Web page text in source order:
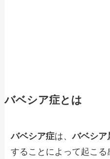
バベシア症とは
バベシア症は、バベシア
することによって起こ